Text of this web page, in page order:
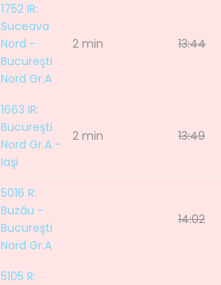
1752 IR:
Suceava
Nord -
Bucureşti
Nord Gr.A
2 min 13:44
1663 IR:
Bucureşti
Nord Gr.A -
Iaşi
2 min 13:49
5016 R:
Buzău -
Bucureşti
Nord Gr.A
14:02
5105 R: